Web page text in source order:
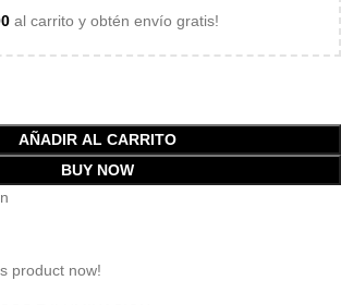
al carrito y obtén envío gratis!
AÑADIR AL CARRITO
BUY NOW
product now!